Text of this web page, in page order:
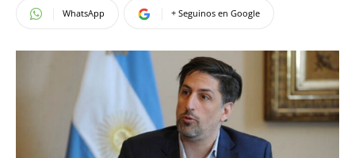
WhatsApp + Seguinos en Google